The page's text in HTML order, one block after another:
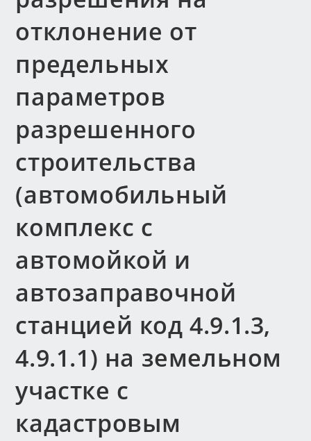
отклонение от
предельных
параметров
разрешенного
строительства
(автомобильный
комплекс с
автомойкой и
автозаправочной
станцией код 4.9.1.3,
4.9.1.1) на земельном
участке с
кадастровым